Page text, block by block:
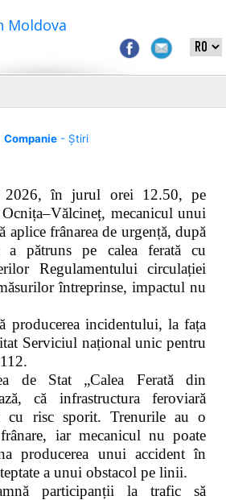
Moldova
Companie- Știri
în jurul orei 12.50, pe
mecanicul unui
aplice frânarea de urgență, după
pătruns pe calea ferată cu
Regulamentului circulației
întreprinse, impactul nu
producerea incidentului, la fața
Serviciul național unic pentru
de Stat „Calea Ferată din
că infrastructura feroviară
cu risc sporit. Trenurile au o
iar mecanicul nu poate
producerea unui accident în
a unui obstacol pe linii.
participanții la trafic să